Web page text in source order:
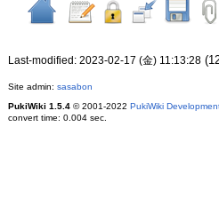
Last-modified: 2023-02-17 (金) 11:13:28
Site admin: sasabon
PukiWiki 1.5.4© 2001-2022 PukiWiki
convert time: 0.004 sec.